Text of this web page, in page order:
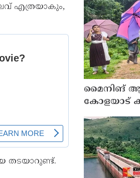
എത്രയാകും,
തടയാറുണ്ട്.
മൈനിങ്
കോളയാട്